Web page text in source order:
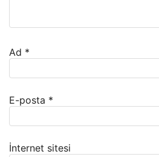
Ad *
E-posta *
İnternet sitesi